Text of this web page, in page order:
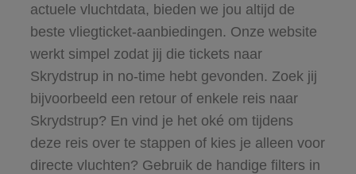
actuele vluchtdata, bieden we jou altijd de
beste vliegticket-aanbiedingen. Onze website
werkt simpel zodat jij die tickets naar
Skrydstrup in no-time hebt gevonden. Zoek jij
bijvoorbeeld een retour of enkele reis naar
Skrydstrup? En vind je het oké om tijdens
deze reis over te stappen of kies je alleen voor
directe vluchten? Gebruik de handige filters in